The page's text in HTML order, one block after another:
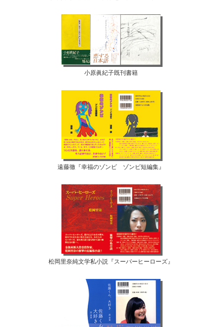
小原眞紀子既刊書籍
遠藤徹『幸福のゾンビ ゾンビ短編集』
松岡里奈純文学私小説『スーパーヒーローズ』